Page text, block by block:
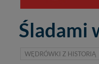
Śladami
WĘDRÓWKI Z HISTORIĄ